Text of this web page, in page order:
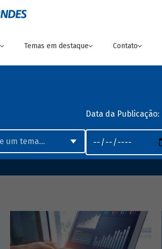
Temas em destaque Contato
Data da Publicação: